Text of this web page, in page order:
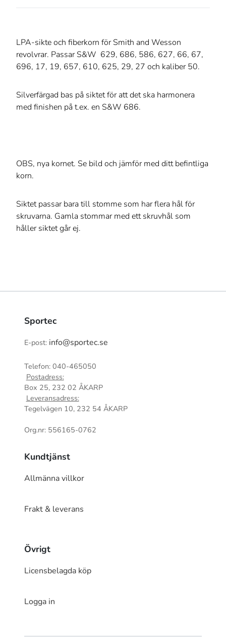
LPA-sikte och fiberkorn för Smith and Wesson
revolvrar. Passar S&W 629, 686, 586, 627, 66, 67,
696, 17, 19, 657, 610, 625, 29, 27 och kaliber 50.
Silverfärgad bas på siktet för att det ska harmonera
med finishen på t.ex. en S&W 686.
OBS, nya kornet. Se bild och jämför med ditt befintliga
korn.
Siktet passar bara till stomme som har flera hål för
skruvarna. Gamla stommar med ett skruvhål som
håller siktet går ej.
Sportec
E-post: info@sportec.se
Telefon: 040-465050
Postadress:
Box 25, 232 02 ÅKARP
Leveransadress:
Tegelvägen 10, 232 54 ÅKARP
Org.nr: 556165-0762
Kundtjänst
Allmänna villkor
Frakt & leverans
Övrigt
Licensbelagda köp
Logga in